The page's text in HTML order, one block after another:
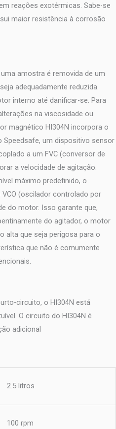
reações exotérmicas. Sabe-se
maior resistência à corrosão
amostra é removida de um
adequadamente reduzida.
interno até danificar-se. Para
na viscosidade ou
magnético HI304N incorpora o
Speedsafe, um dispositivo sensor
a um FVC (conversor de
a velocidade de agitação.
máximo predefinido, o
(oscilador controlado por
do motor. Isso garante que,
do agitador, o motor
alta que seja perigosa para o
que não é comumente
circuito, o HI304N está
O circuito do HI304N é
adicional
2.5 litros
100 rpm